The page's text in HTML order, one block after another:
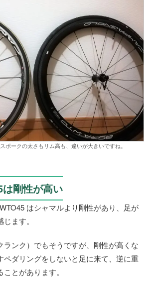
ポークの太さもリム高も、違いが大きいですね。
剛性が高い
はシャマルより剛性があり、足が
ます。
ランク）でもそうですが、剛性が高くな
ペダリングをしないと足に来て、逆に重
とがあります。